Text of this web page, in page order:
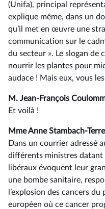
(Unifa), principal
explique même, dans un
qu’il met en œuvre une
communication sur le
du secteur ». Le slogan de
nourrir les plantes pour
audace ! Mais eux, vous
M. Jean-François
Et voilà !
Mme Anne Stambach-
Dans un courrier adressé
différents ministres datant
libéraux évoquent leur
une bombe sanitaire,
l’explosion des cancers
européen où ce cancer